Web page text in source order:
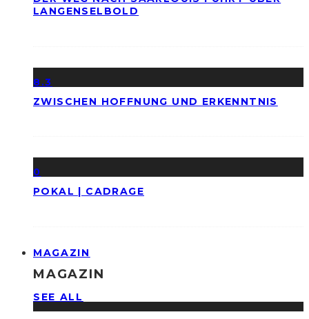
LANGENSELBOLD
8.3
ZWISCHEN HOFFNUNG UND ERKENNTNIS
0
POKAL | CADRAGE
MAGAZIN
MAGAZIN
SEE ALL